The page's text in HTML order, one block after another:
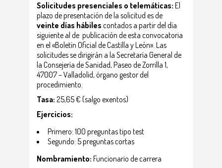
Solicitudes presenciales o telemáticas: El
plazo de presentación de la solicitud es de
veinte días hábiles contados a partir del día
siguiente al de publicación de esta convocatoria
en el «Boletín Oficial de Castilla y León». Las
solicitudes se dirigirán a la Secretaría General de
la Consejería de Sanidad, Paseo de Zorrilla 1,
47007 – Valladolid, órgano gestor del
procedimiento.
Tasa: 25,65 € (salgo exentos)
Ejercicios:
Primero: 100 preguntas tipo test
Segundo: 5 preguntas cortas
Nombramiento: Funcionario de carrera